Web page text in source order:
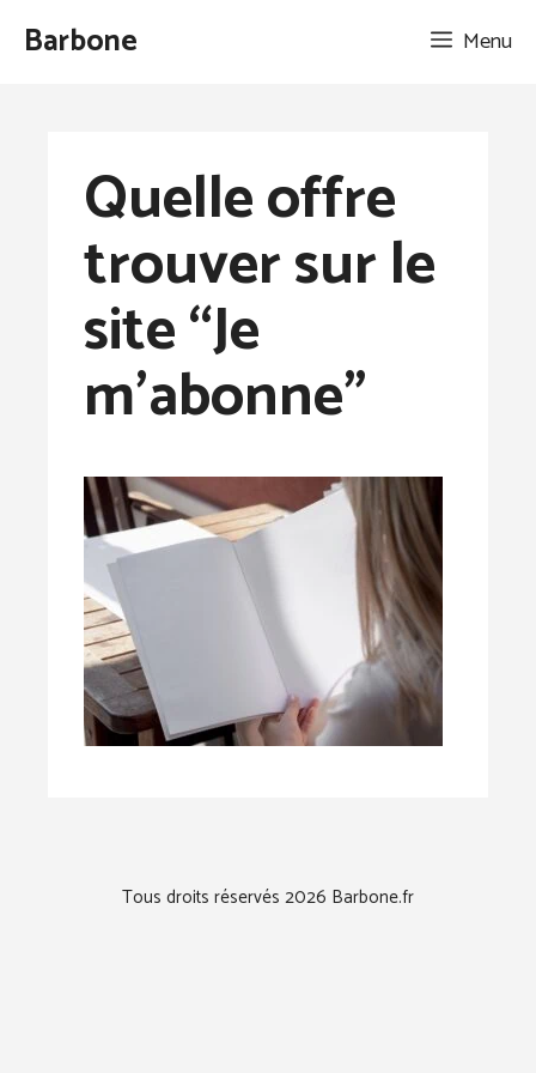
AllerBarbone Menu
Quelle offre
trouver sur le
site “Je
m’abonne”
Tous droits réservés 2026 Barbone.fr